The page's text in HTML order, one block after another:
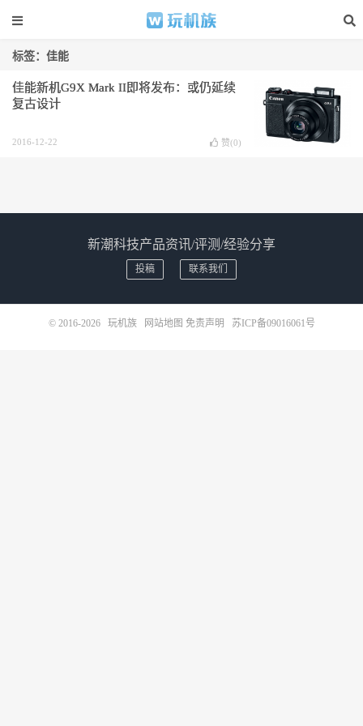
标签：佳能
佳能新机G9X Mark II即将发布：或仍延续
复古设计
2016-12-22 赞(0)
新潮科技产品资讯/评测/经验分享
投稿 联系我们
© 2016-2026 玩机族 网站地图 免责声明 苏ICP备09016061号